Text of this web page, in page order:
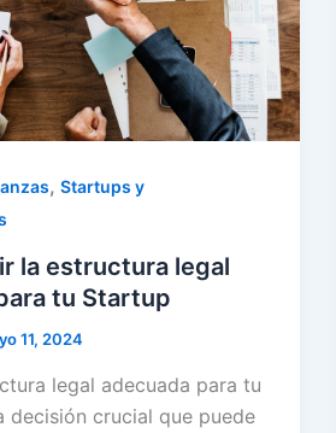
, Startups y
la estructura legal
tu Startup
11, 2024
legal adecuada para tu
decisión crucial que puede